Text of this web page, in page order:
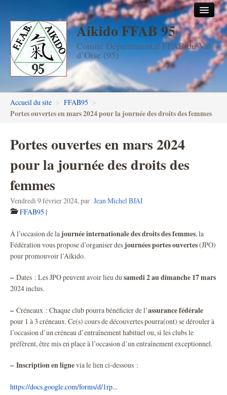
Aikido FFAB 95
Comité Départemental FFAB du Val
d’Oise (95)
Accueil
Les dojos
Stages
Les enseignants
FFAB95
Passage de grades DAN
Accueil du site > FFAB95 >
Portes ouvertes en mars 2024 pour la journée des droits des femmes
Portes ouvertes en mars 2024
pour la journée des droits des
femmes
Vendredi 9 février 2024,par Jean Michel BJAI
FFAB95 |
À l’occasion de la journée internationale des droits des femmes, la
Fédération vous propose d’organiser des journées portes ouvertes(JPO)
pour promouvoir l’Aïkido.
– Dates : Les JPO peuvent avoir lieu dusamedi 2 au dimanche 17 mars
2024 inclus.
– Créneaux : Chaque club pourra bénéficier de l’assurance fédérale
pour 1 à 3 créneaux. Ce(s) cours de découvertes pourra(ont) se dérouler à
l’occasion d’un créneau d’entraînement habituel ou, si les clubs le
préfèrent, être mis en place à l’occasion d’un entraînement exceptionnel.
– Inscription en lignevia le lien ci-dessous :
https://docs.google.com/forms/d/1rp...